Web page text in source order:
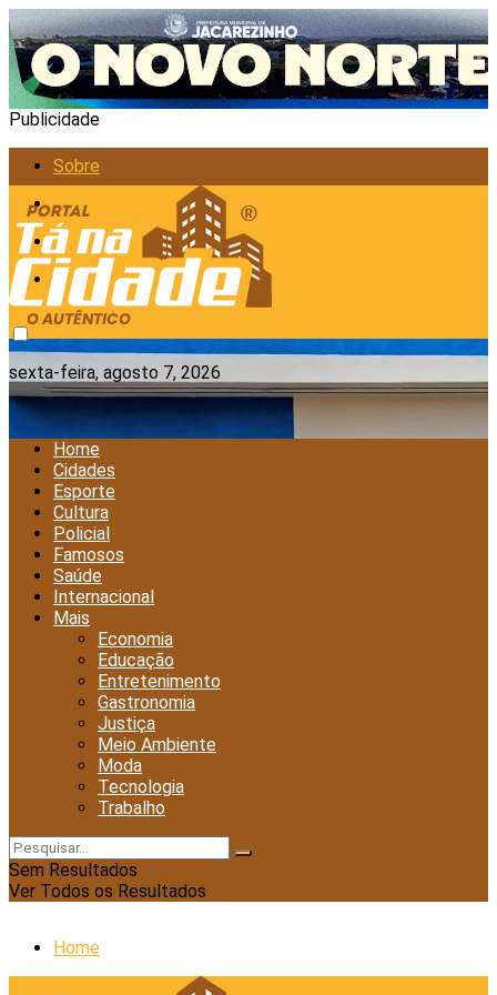
Publicidade
Sobre
Anunciar
Política de Privacidade
Contato
sexta-feira, agosto 7, 2026
Home
Cidades
Esporte
Cultura
Policial
Famosos
Saúde
Internacional
Mais
Economia
Educação
Entretenimento
Gastronomia
Justiça
Meio Ambiente
Moda
Tecnologia
Trabalho
Sem Resultados
Ver Todos os Resultados
Home